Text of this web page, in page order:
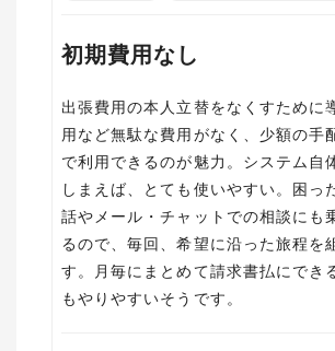
初期費用なし
出張費用の本人立替をなくすために
用など無駄な費用がなく、少額の手
で利用できるのが魅力。システム自
しまえば、とても使いやすい。困っ
話やメール・チャットでの相談にも
るので、毎回、希望に沿った旅程を
す。月毎にまとめて請求書払にでき
もやりやすいそうです。